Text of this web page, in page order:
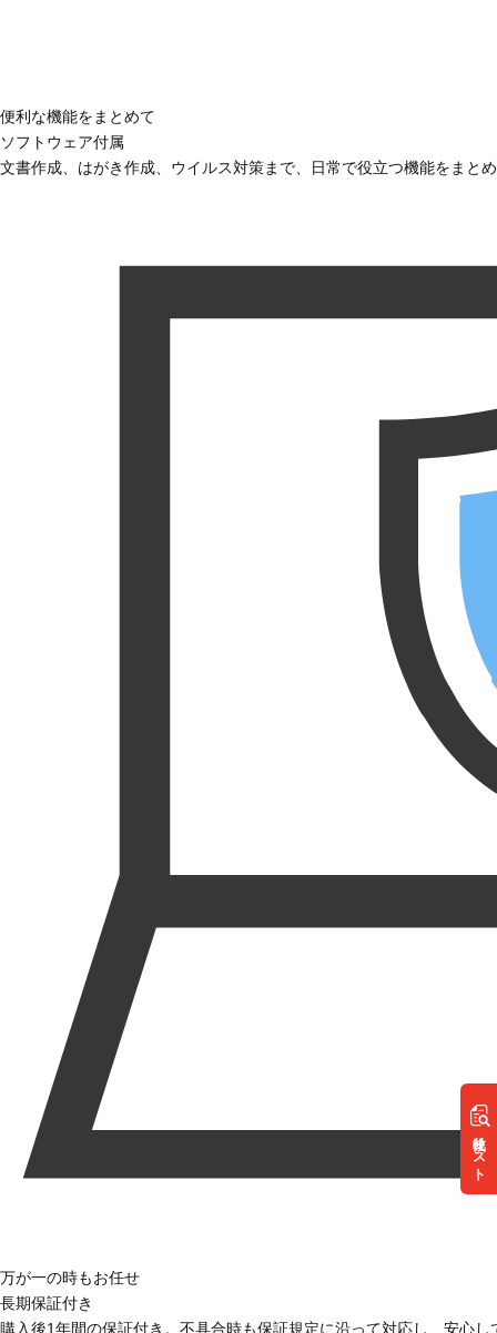
リスト
便利な機能をまとめて
ソフトウェア付属
文書作成、はがき作成、ウイルス対策まで、日常で役立つ機能をまと
万が一の時もお任せ
長期保証付き
購入後1年間の保証付き。不具合時も保証規定に沿って対応し、安心